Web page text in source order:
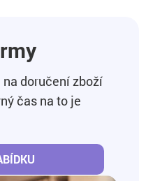
doručení zboží
čas na to je